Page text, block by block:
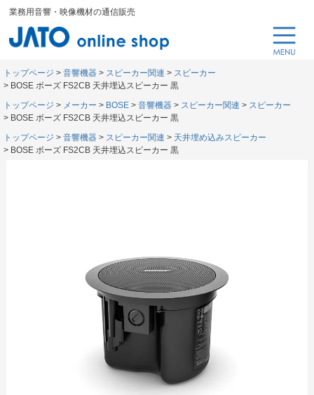
業務用音響・映像機材の通信販売
トップページ 音響機器 スピーカー関連
スピーカー
BOSE ボーズ FS2CB 天井埋込スピーカー 黒
トップページ
メーカー BOSE 音響機器 スピーカー関連
スピーカー
BOSE ボーズ FS2CB 天井埋込スピーカー 黒
トップページ
音響機器 スピーカー関連
天井埋め込みスピーカー
BOSE ボーズ FS2CB 天井埋込スピーカー 黒